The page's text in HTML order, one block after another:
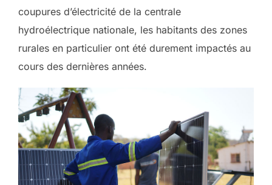
coupures d’électricité de la centrale
hydroélectrique nationale, les habitants des zones
rurales en particulier ont été durement impactés au
cours des dernières années.